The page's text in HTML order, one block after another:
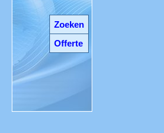
Zoeken
Offerte